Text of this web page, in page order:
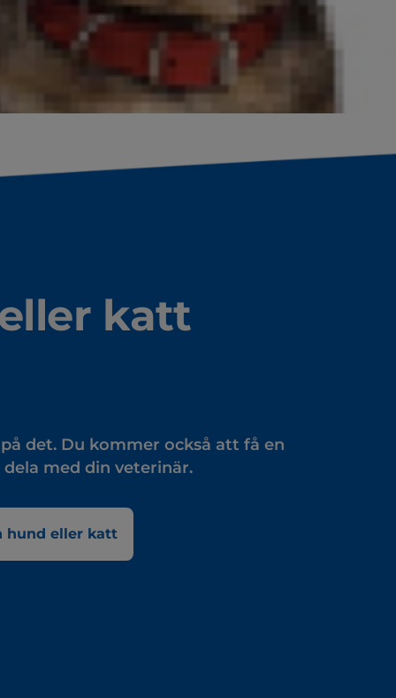
11 kg och en stor hund som väger 25 kg.
katt
det. Du kommer också att få en
med din veterinär.
hund eller katt